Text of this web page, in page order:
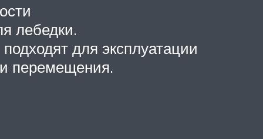
лебедки.
для эксплуатации
перемещения.